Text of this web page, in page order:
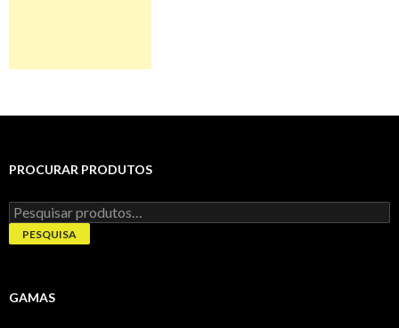
PROCURAR PRODUTOS
Pesquisar
por:
PESQUISA
GAMAS